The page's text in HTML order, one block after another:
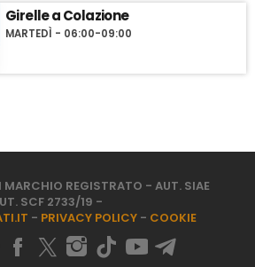
Girelle a Colazione
MARTEDÌ - 06:00-09:00
MARCHIO REGISTRATO - AUT. SIAE
SCF 2733/19 -
- PRIVACY POLICY - COOKIE